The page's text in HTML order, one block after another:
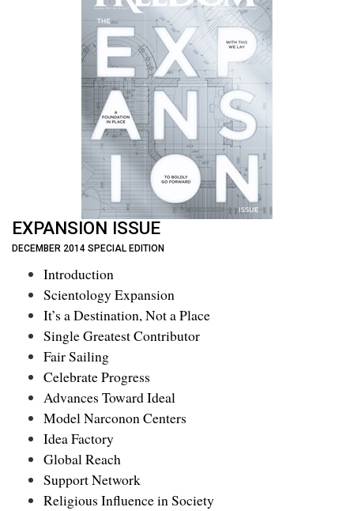
EXPANSION ISSUE
DECEMBER 2014 SPECIAL EDITION
Introduction
Scientology Expansion
It’s a Destination, Not a Place
Single Greatest Contributor
Fair Sailing
Celebrate Progress
Advances Toward Ideal
Model Narconon Centers
Idea Factory
Global Reach
Support Network
Religious Influence in Society